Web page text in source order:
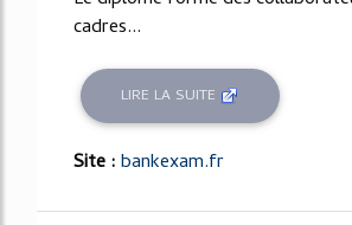
cadres...
LIRE LA SUITE
Site :bankexam.fr